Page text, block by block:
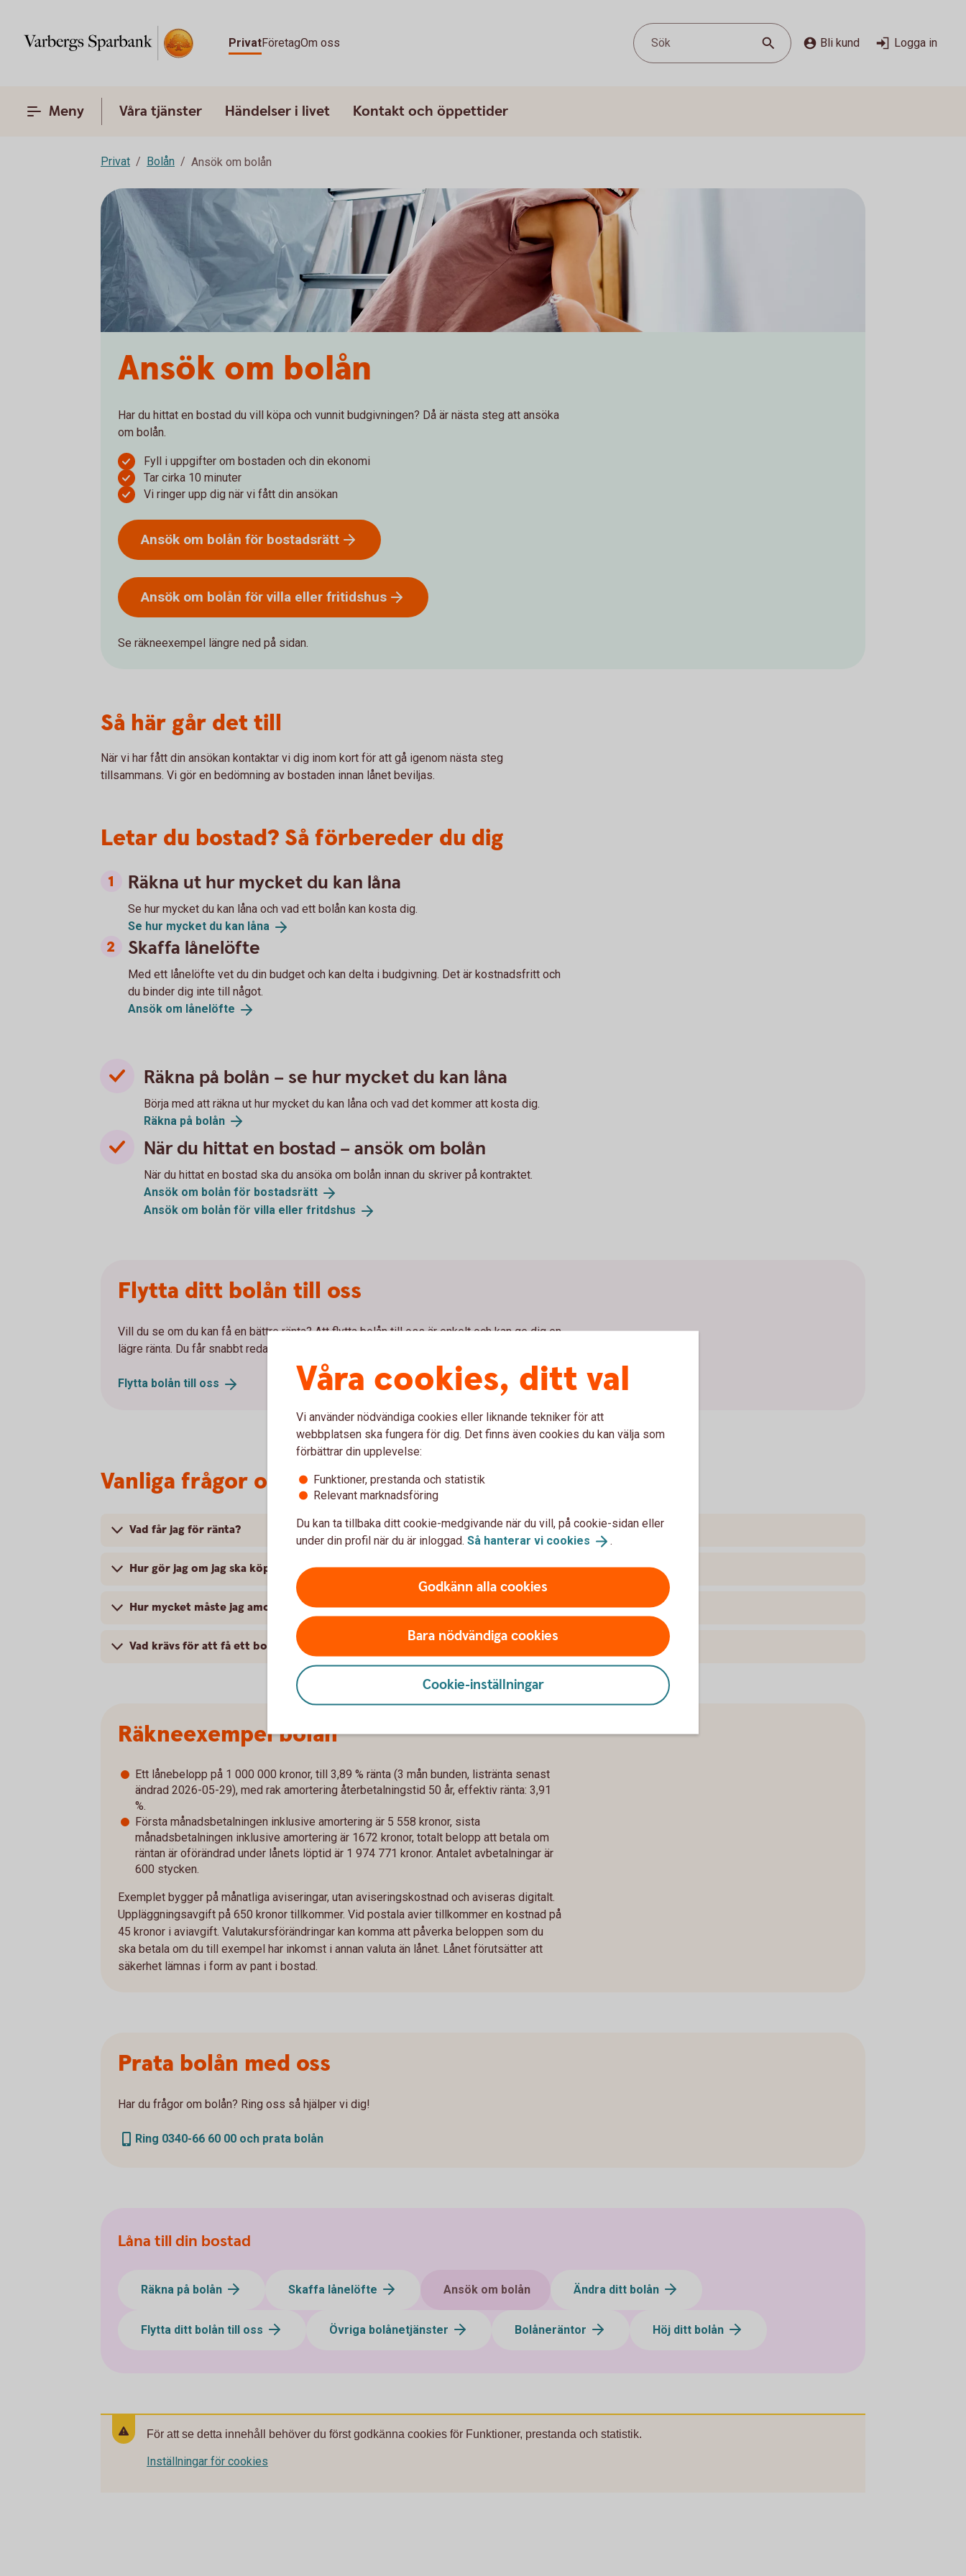
PrivatFöretagOm oss Sök Bli kund Logga in
Meny Våra tjänster Händelser i livet Kontakt och öppettider
Privat Bolån Ansök om bolån
Ansök om bolån
Har du hittat en bostad du vill köpa och vunnit budgivningen? Då är nästa steg att ansöka
om bolån.
Fyll i uppgifter om bostaden och din ekonomi
Tar cirka 10 minuter
Vi ringer upp dig när vi fått din ansökan
Ansök om bolån för bostadsrätt
Ansök om bolån för villa eller fritidshus
Se räkneexempel längre ned på sidan.
Så här går det till
När vi har fått din ansökan kontaktar vi dig inom kort för att gå igenom nästa steg
tillsammans. Vi gör en bedömning av bostaden innan lånet beviljas.
Letar du bostad? Så förbereder du dig
Räkna ut hur mycket du kan låna
Se hur mycket du kan låna och vad ett bolån kan kosta dig.
Se hur mycket du kan låna
Skaffa lånelöfte
Med ett lånelöfte vet du din budget och kan delta i budgivning. Det är kostnadsfritt och
du binder dig inte till något.
Ansök om lånelöfte
Räkna på bolån – se hur mycket du kan låna
Börja med att räkna ut hur mycket du kan låna och vad det kommer att kosta dig.
Räkna på bolån
När du hittat en bostad – ansök om bolån
När du hittat en bostad ska du ansöka om bolån innan du skriver på kontraktet.
Ansök om bolån för bostadsrätt
Ansök om bolån för villa eller fritdshus
Flytta ditt bolån till oss
Vill du se om du kan få en bättre ränta? Att flytta bolån till oss är enkelt och kan ge dig en
lägre ränta. Du får snabbt reda på vad vi kan erbjuda – utan att binda dig.
Flytta bolån till oss
Vanliga frågor om bolån
Vad får jag för ränta?
Hur gör jag om jag ska köpa nytt innan jag har sålt min egna bostad?
Hur mycket måste jag amortera?
Vad krävs för att få ett bolån?
Räkneexempel bolån
Ett lånebelopp på 1 000 000 kronor, till 3,89 % ränta (3 mån bunden, listränta senast
ändrad 2026-05-29), med rak amortering återbetalningstid 50 år, effektiv ränta: 3,91
%.
Första månadsbetalningen inklusive amortering är 5 558 kronor, sista
månadsbetalningen inklusive amortering är 1672 kronor, totalt belopp att betala om
räntan är oförändrad under lånets löptid är 1 974 771 kronor. Antalet avbetalningar är
600 stycken.
Exemplet bygger på månatliga aviseringar, utan aviseringskostnad och aviseras digitalt.
Uppläggningsavgift på 650 kronor tillkommer. Vid postala avier tillkommer en kostnad på
45 kronor i aviavgift. Valutakursförändringar kan komma att påverka beloppen som du
ska betala om du till exempel har inkomst i annan valuta än lånet. Lånet förutsätter att
säkerhet lämnas i form av pant i bostad.
Prata bolån med oss
Har du frågor om bolån? Ring oss så hjälper vi dig!
Ring 0340-66 60 00 och prata bolån
Låna till din bostad
Räkna på bolån Skaffa lånelöfte Ansök om bolån Ändra ditt bolån
Flytta ditt bolån till oss Övriga bolånetjänster Bolåneräntor Höj ditt bolån
För att se detta innehåll behöver du först godkänna cookies för Funktioner, prestanda och statistik.
Inställningar för cookies
Våra cookies, ditt val
Vi använder nödvändiga cookies eller liknande tekniker för att
webbplatsen ska fungera för dig. Det finns även cookies du kan välja som
förbättrar din upplevelse:
Funktioner, prestanda och statistik
Relevant marknadsföring
Du kan ta tillbaka ditt cookie-medgivande när du vill, på cookie-sidan eller
under din profil när du är inloggad. Så hanterar vi cookies .
Godkänn alla cookies
Bara nödvändiga cookies
Cookie-inställningar